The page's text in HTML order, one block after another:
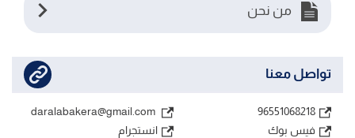
من نحن
تواصل معنا
96551068218
فيس بوك
انستجرام